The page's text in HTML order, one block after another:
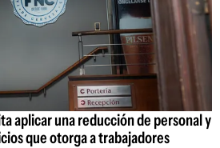
aplicar una reducción de personal y
que otorga a trabajadores